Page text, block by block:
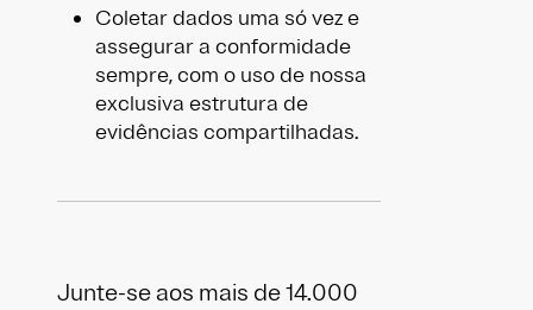
Coletar dados uma só vez e
assegurar a conformidade
sempre, com o uso de nossa
exclusiva estrutura de
evidências compartilhadas.
Junte-se aos mais de 14.000